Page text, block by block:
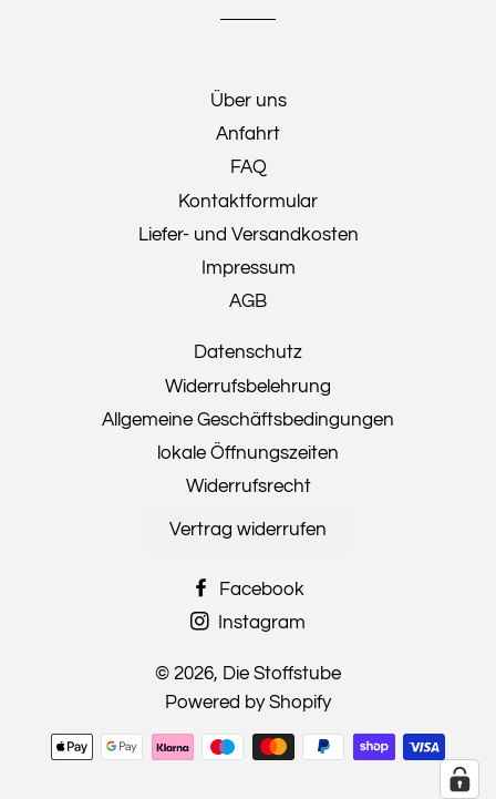
Über uns
Anfahrt
FAQ
Kontaktformular
Liefer- und Versandkosten
Impressum
AGB
Datenschutz
Widerrufsbelehrung
Allgemeine Geschäftsbedingungen
lokale Öffnungszeiten
Widerrufsrecht
Vertrag widerrufen
Facebook
Instagram
© 2026, Die Stoffstube
Powered by Shopify
Zahlungsmethoden